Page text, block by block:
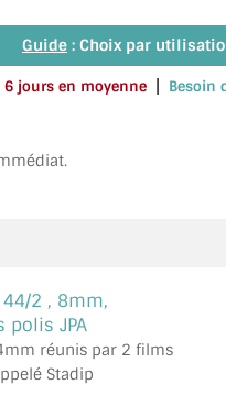
Guide : Choix par
6 jours en moyenne| Besoin
2 , 8mm,
polis JPA
réunis par 2 films
Stadip